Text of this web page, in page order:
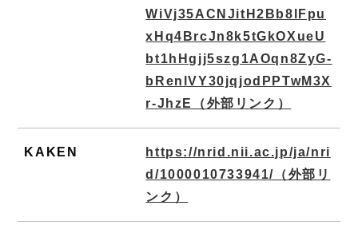
WiVj35ACNJitH2Bb8lFpu
xHq4BrcJn8k5tGkOXueU
bt1hHgjj5szg1AOqn8ZyG-
bRenlVY30jqjodPPTwM3X
r-JhzE
（外部リンク）
KAKEN
https://nrid.nii.ac.jp/ja/nri
d/1000010733941/ （外部リ
ンク）